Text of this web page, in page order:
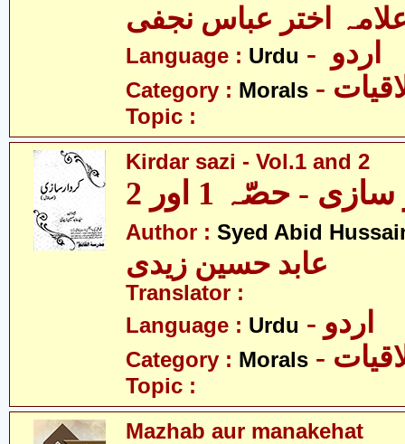
اختر عباس نجفی
Language : Urdu
Category : Morals
Topic :
Kirdar sazi - Vol.1 and 2
- حصّہ 1 اور 2
Author : Syed Abid
عابد حسین زیدی
Translator :
Language : Urdu - اردو
Category : Morals
Topic :
Mazhab aur manakehat